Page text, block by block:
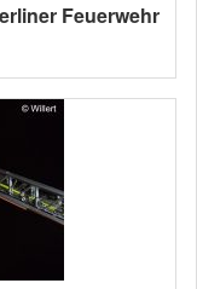
Feuerwehr